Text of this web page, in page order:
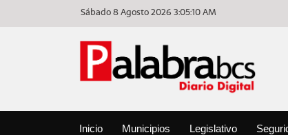
Sábado 8 Agosto 20263:05:10 AM
Inicio Municipios Legislativo